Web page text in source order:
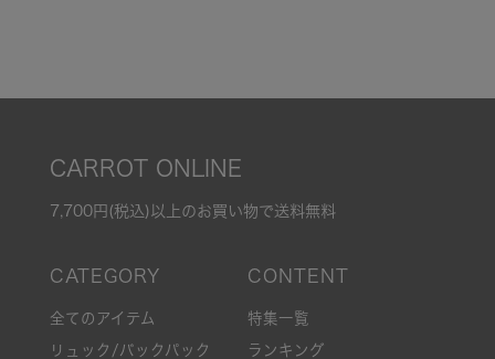
CARROT ONLINE
7,700円(税込)以上のお買い物で送料無料
全てのアイテム
リュック/バックパック
特集一覧
ランキング